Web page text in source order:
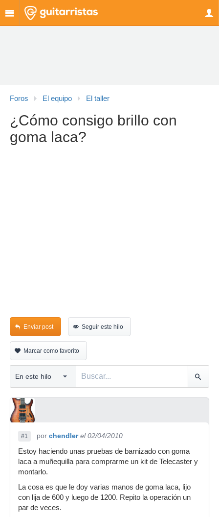
Foros El equipo El taller
¿Cómo consigo brillo con
goma laca?
Enviar post Seguir este hilo
Marcar como favorito
#1 por chendler el 02/04/2010
Estoy haciendo unas pruebas de barnizado con goma
laca a muñequilla para comprarme un kit de Telecaster y
montarlo.
La cosa es que le doy varias manos de goma laca, lijo
con lija de 600 y luego de 1200. Repito la operación un
par de veces.